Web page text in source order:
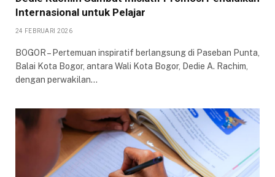
Internasional untuk Pelajar
24 FEBRUARI 2026
BOGOR – Pertemuan inspiratif berlangsung di Paseban Punta,
Balai Kota Bogor, antara Wali Kota Bogor, Dedie A. Rachim,
dengan perwakilan…